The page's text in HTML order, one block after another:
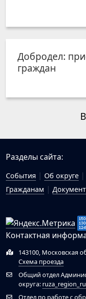
Добродел:
граждан
Разделы сайта:
События Об округе
Гражданам
Контактная
143100, Московская
Схема проезда
Общий отдел
округа:
Отдел по работе с